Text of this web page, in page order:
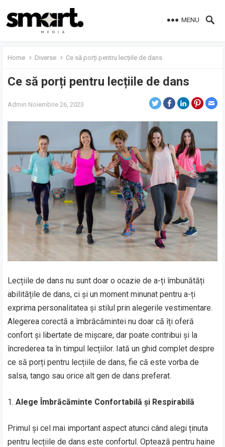
MENU
Home Diverse Ce să porți pentru lecțiile de dans
Ce să porți pentru lecțiile de dans
Admin Noiembrie 26, 2023
Lecțiile de dans nu sunt doar o ocazie de a-ți îmbunătăți
abilitățile de dans, ci și un moment minunat pentru a-ți
exprima personalitatea și stilul prin alegerile vestimentare.
Alegerea corectă a îmbrăcămintei nu doar că îți oferă
confort și libertate de mișcare, dar poate contribui și la
încrederea ta în timpul lecțiilor. Iată un ghid complet despre
ce să porți pentru lecțiile de dans, fie că este vorba de
salsa, tango sau orice alt gen de dans preferat.
1.Alege Îmbrăcăminte Confortabilă și Respirabilă
Primul și cel mai important aspect atunci când alegi ținuta
pentru lecțiile de dans este confortul. Optează pentru haine